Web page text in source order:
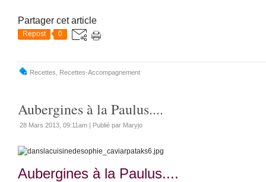
Partager cet article
Repost 0
Recettes Recettes-Accompagnement
Aubergines à la Paulus....
28 Mars 2013, 09:11am | Publié par Maryjo
Aubergines à la Paulus....